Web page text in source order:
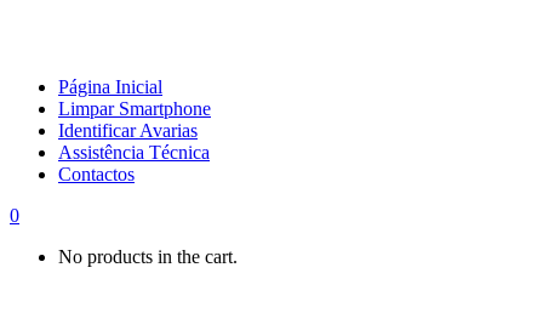
Página Inicial
Limpar Smartphone
Identificar Avarias
Assistência Técnica
Contactos
0
No products in the cart.